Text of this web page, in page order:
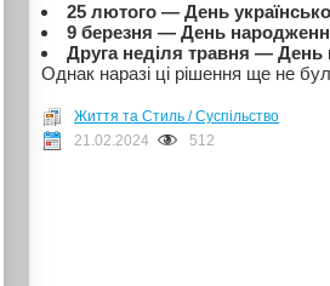
25 лютого — День
9 березня — День
Друга неділя травня — День
Однак наразі ці рішення ще не
Життя та Стиль / Суспільство
21.02.2024
512